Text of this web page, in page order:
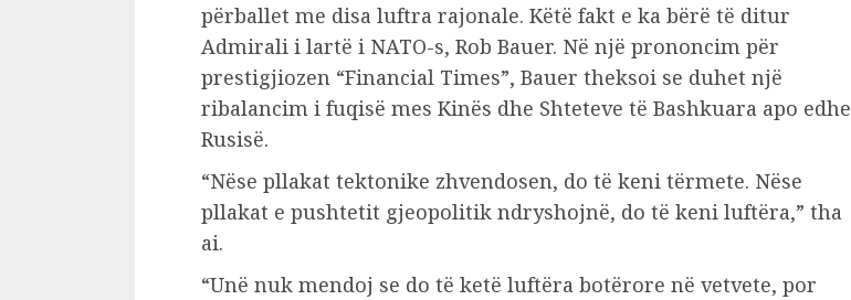
përballet me disa luftra rajonale. Këtë fakt e ka bërë të ditur
Admirali i lartë i NATO-s, Rob Bauer. Në një prononcim për
prestigjiozen “Financial Times”, Bauer theksoi se duhet një
ribalancim i fuqisë mes Kinës dhe Shteteve të Bashkuara apo edhe
Rusisë.
“Nëse pllakat tektonike zhvendosen, do të keni tërmete. Nëse
pllakat e pushtetit gjeopolitik ndryshojnë, do të keni luftëra,” tha
ai.
“Unë nuk mendoj se do të ketë luftëra botërore në vetvete, por